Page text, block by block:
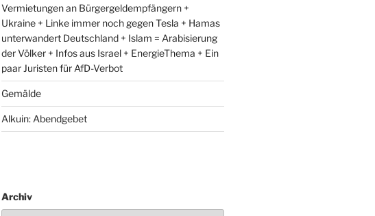
Vermietungen an Bürgergeldempfängern +
Ukraine + Linke immer noch gegen Tesla + Hamas
unterwandert Deutschland + Islam = Arabisierung
der Völker + Infos aus Israel + EnergieThema + Ein
paar Juristen für AfD-Verbot
Gemälde
Alkuin: Abendgebet
Archiv